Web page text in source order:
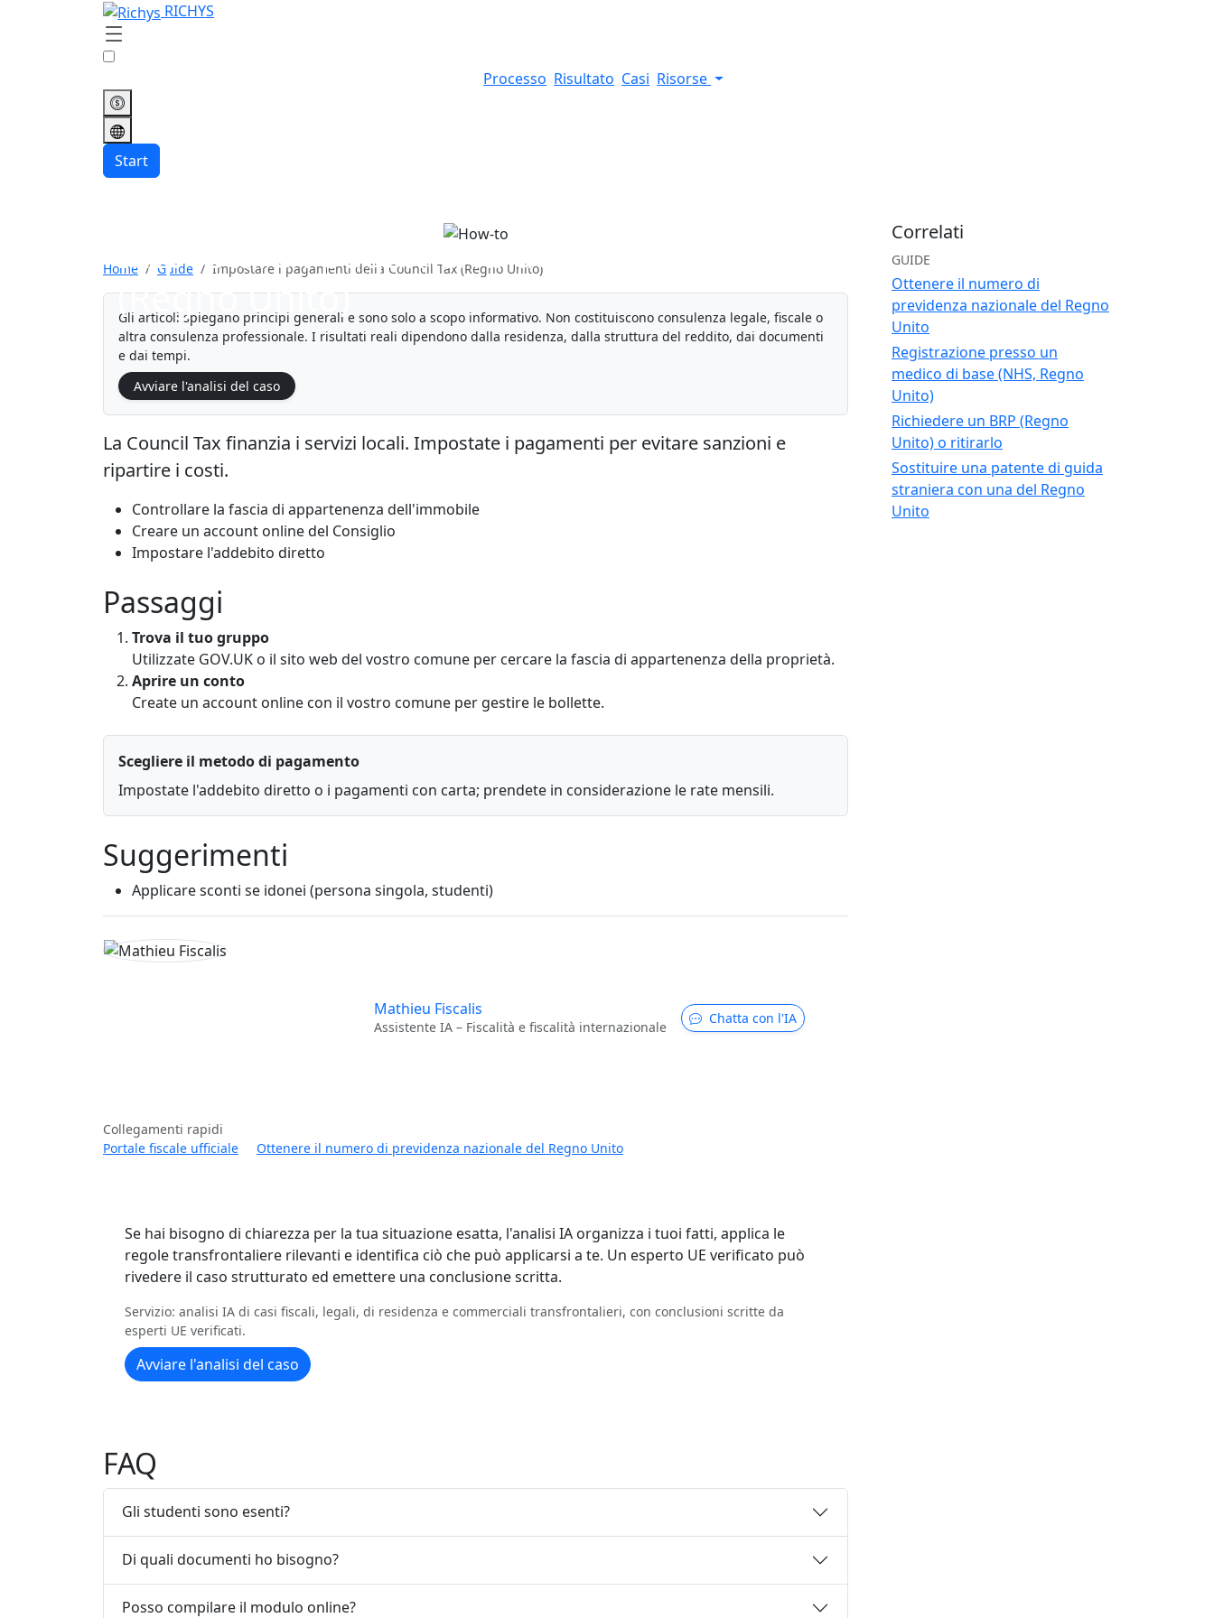
RICHYS
Processo Risultato Casi Risorse
Start
Impostare i pagamenti della Council Tax
(Regno Unito)
Home Guide Impostare i pagamenti della Council Tax (Regno Unito)
Gli articoli spiegano principi generali e sono solo a scopo informativo. Non costituiscono consulenza legale, fiscale o
altra consulenza professionale. I risultati reali dipendono dalla residenza, dalla struttura del reddito, dai documenti
e dai tempi.
Avviare l'analisi del caso
La Council Tax finanzia i servizi locali. Impostate i pagamenti per evitare sanzioni e
ripartire i costi.
Controllare la fascia di appartenenza dell'immobile
Creare un account online del Consiglio
Impostare l'addebito diretto
Passaggi
Trova il tuo gruppo
Utilizzate GOV.UK o il sito web del vostro comune per cercare la fascia di appartenenza della proprietà.
Aprire un conto
Create un account online con il vostro comune per gestire le bollette.
Scegliere il metodo di pagamento
Impostate l'addebito diretto o i pagamenti con carta; prendete in considerazione le rate mensili.
Suggerimenti
Applicare sconti se idonei (persona singola, studenti)
Mathieu Fiscalis
Assistente IA – Fiscalità e fiscalità internazionale Chatta con l'IA
Collegamenti rapidi
Portale fiscale ufficiale
Ottenere il numero di previdenza nazionale del Regno Unito
Se hai bisogno di chiarezza per la tua situazione esatta, l'analisi IA organizza i tuoi fatti, applica le
regole transfrontaliere rilevanti e identifica ciò che può applicarsi a te. Un esperto UE verificato può
rivedere il caso strutturato ed emettere una conclusione scritta.
Servizio: analisi IA di casi fiscali, legali, di residenza e commerciali transfrontalieri, con conclusioni scritte da
esperti UE verificati.
Avviare l'analisi del caso
FAQ
Gli studenti sono esenti?
Di quali documenti ho bisogno?
Posso compilare il modulo online?
Correlati
GUIDE
Ottenere il numero di
previdenza nazionale del Regno
Unito
Registrazione presso un
medico di base (NHS, Regno
Unito)
Richiedere un BRP (Regno
Unito) o ritirarlo
Sostituire una patente di guida
straniera con una del Regno
Unito